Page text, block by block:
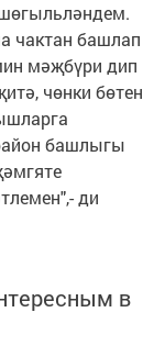
чактан башлап
мәҗбүри дип
чөнки бөтен
башлыгы
ди
в